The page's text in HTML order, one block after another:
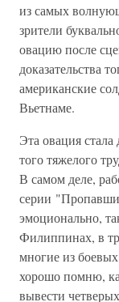
из самых
зрители
овацию после
доказательства
американские
Вьетнаме.
Эта овация
того тяжелого
В самом деле,
серии
эмоционально,
Филиппинах, в
многие из
хорошо помню,
вывести